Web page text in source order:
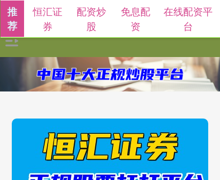
推
荐
恒汇证
券
配资炒
股
免息配
资
在线配资平
台